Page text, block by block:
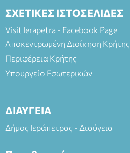
ΣΧΕΤΙΚΕΣ ΙΣΤΟΣΕΛΙΔΕΣ
Visit Ierapetra - Facebook Page
Αποκεντρωμένη Διοίκηση Κρήτης
Περιφέρεια Κρήτης
Υπουργείο Εσωτερικών
ΔΙΑΥΓΕΙΑ
Δήμος Ιεράπετρας - Διαύγεια